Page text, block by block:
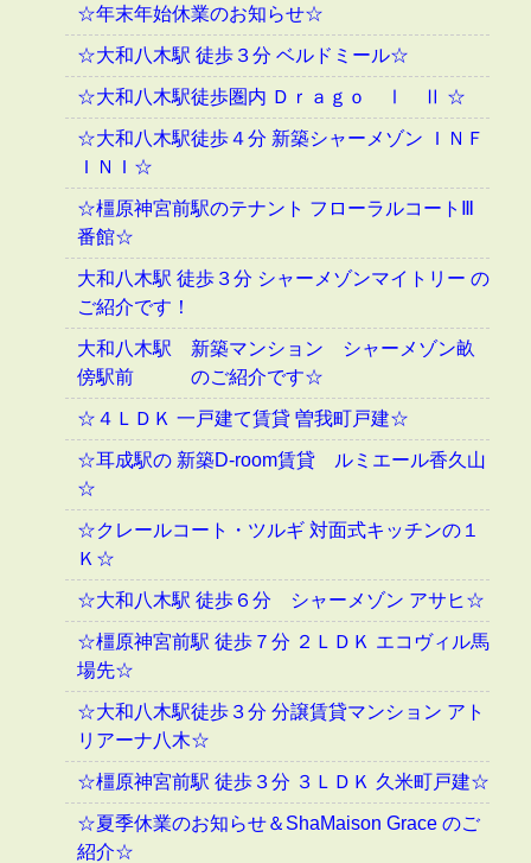
☆年末年始休業のお知らせ☆
☆大和八木駅 徒歩３分 ベルドミール☆
☆大和八木駅徒歩圏内 Ｄｒａｇｏ Ⅰ Ⅱ ☆
☆大和八木駅徒歩４分 新築シャーメゾン ＩＮＦ
ＩＮＩ☆
☆橿原神宮前駅のテナント フローラルコートⅢ
番館☆
大和八木駅 徒歩３分 シャーメゾンマイトリー の
ご紹介です！
大和八木駅 新築マンション シャーメゾン畝
傍駅前 のご紹介です☆
☆４ＬＤＫ 一戸建て賃貸 曽我町戸建☆
☆耳成駅の 新築D-room賃貸 ルミエール香久山
☆
☆クレールコート・ツルギ 対面式キッチンの１
Ｋ☆
☆大和八木駅 徒歩６分 シャーメゾン アサヒ☆
☆橿原神宮前駅 徒歩７分 ２ＬＤＫ エコヴィル馬
場先☆
☆大和八木駅徒歩３分 分譲賃貸マンション アト
リアーナ八木☆
☆橿原神宮前駅 徒歩３分 ３ＬＤＫ 久米町戸建☆
☆夏季休業のお知らせ＆ShaMaison Grace のご
紹介☆